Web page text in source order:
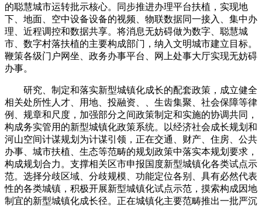
的聪慧城市运转批示核心。同步推进办理平台扶植，实现地
下、地面、空中设备设备的视频、物联数据同一接入、集中办
理、近程调控和数据共享。将消息无妨碍做为数字、聪慧城
市、数字村落扶植的主要构成部门，纳入文明城市建立目标。
鞭策各级门户网坐、政务办事平台、网上处事大厅实现无妨碍
办事。
研究、制定和落实新型城镇化成长的配套政策，成立健全
相关处所性人才、用地、投融资、、生齿集聚、社会保障等律
例、规章和尺度，加强部分之间政策制定和实施的协调共同，
构成务实管用的新型城镇化政策系统。以经济社会成长规划和
河山空间计谋规划为计谋引领，正在交通、财产、住房、公共
办事、城市扶植、生态等范畴的规划政策中落实本规划要求，
构成规划合力。支撑相关区市申报国度新型城镇化各类试点示
范。选择分歧区域、分歧规模、功能定位各别、具有必然代表
性的各类城镇，积极开展新型城镇化试点示范，摸索构成因地
制宜的新型城镇化成长径。正在城镇化主要范畴推出一批严沉